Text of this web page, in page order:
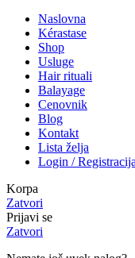
Naslovna
Kérastase
Shop
Usluge
Hair rituali
Balayage
Cenovnik
Blog
Kontakt
Lista želja
Login / Registracija
Korpa
Zatvori
Prijavi se
Zatvori